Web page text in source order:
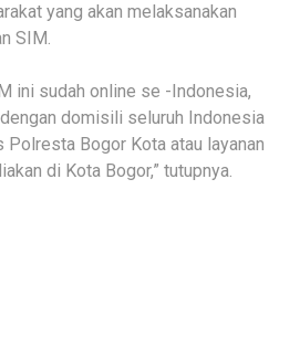
yang akan melaksanakan
SIM.
ini sudah online se -Indonesia,
domisili seluruh Indonesia
Bogor Kota atau layanan
di Kota Bogor,” tutupnya.